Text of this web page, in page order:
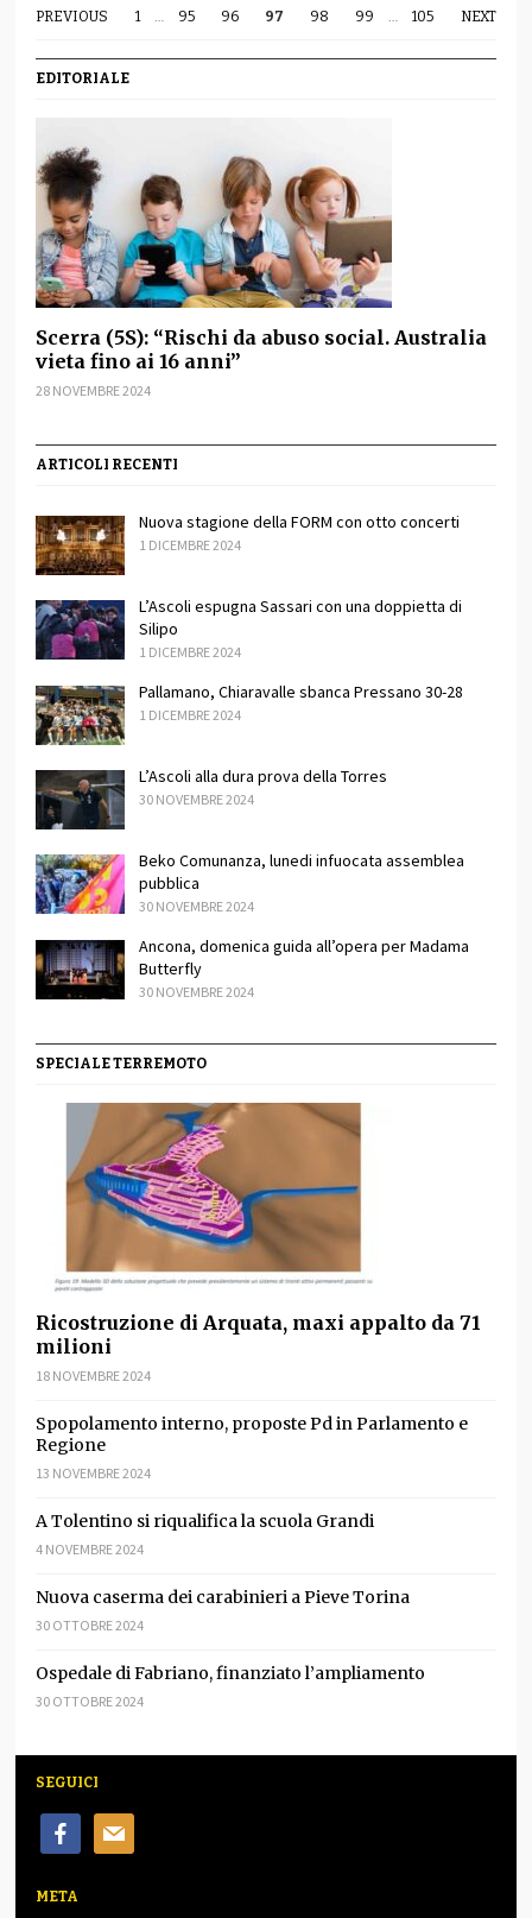
PREVIOUS 1 … 95 96 97 98 99 … 105 NEXT
EDITORIALE
Scerra (5S): “Rischi da abuso social. Australia
vieta fino ai 16 anni”
28 NOVEMBRE 2024
ARTICOLI RECENTI
Nuova stagione della FORM con otto concerti
1 DICEMBRE 2024
L’Ascoli espugna Sassari con una doppietta di
Silipo
1 DICEMBRE 2024
Pallamano, Chiaravalle sbanca Pressano 30-28
1 DICEMBRE 2024
L’Ascoli alla dura prova della Torres
30 NOVEMBRE 2024
Beko Comunanza, lunedi infuocata assemblea
pubblica
30 NOVEMBRE 2024
Ancona, domenica guida all’opera per Madama
Butterfly
30 NOVEMBRE 2024
SPECIALE TERREMOTO
Ricostruzione di Arquata, maxi appalto da 71
milioni
18 NOVEMBRE 2024
Spopolamento interno, proposte Pd in Parlamento e
Regione
13 NOVEMBRE 2024
A Tolentino si riqualifica la scuola Grandi
4 NOVEMBRE 2024
Nuova caserma dei carabinieri a Pieve Torina
30 OTTOBRE 2024
Ospedale di Fabriano, finanziato l’ampliamento
30 OTTOBRE 2024
SEGUICI
facebookmail
META